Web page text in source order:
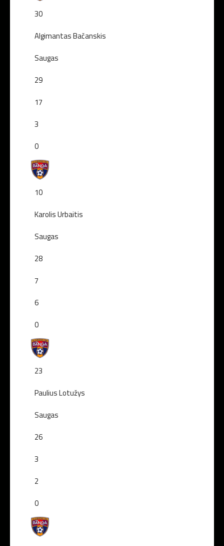
30
Algimantas Bačanskis
Saugas
29
17
3
0
10
Karolis Urbaitis
Saugas
28
7
6
0
23
Paulius Lotužys
Saugas
26
3
2
0